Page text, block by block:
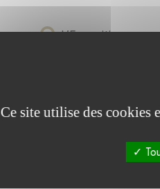
L'Exposition
Ce site utilise des cookies